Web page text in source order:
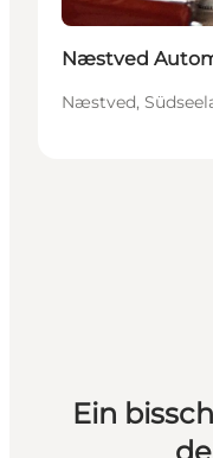
Næstved
Næstved,
Ein